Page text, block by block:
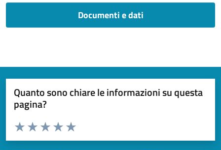
Documenti e dati
Quanto sono chiare le informazioni su questa
pagina?
Valuta da 1 a 5 stelle la pagina
Valuta 5 stelle su 5
Valuta 4 stelle su 5
Valuta 3 stelle su 5
Valuta 2 stelle su 5
Valuta 1 stelle su 5